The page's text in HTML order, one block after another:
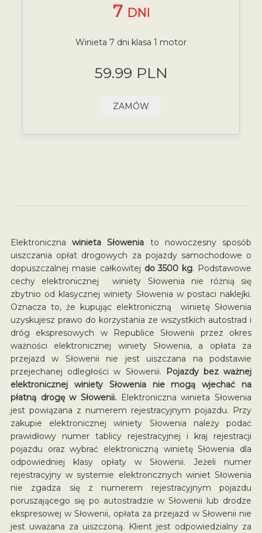
7 DNI
Winieta 7 dni klasa 1 motor
59.99 PLN
ZAMÓW
Elektronicznawinieta Słowenia to nowoczesny sposób
uiszczania opłat drogowych za pojazdy samochodowe o
dopuszczalnej masie całkowitej do 3500 kg. Podstawowe
cechy elektronicznej winiety Słowenia nie różnią się
zbytnio od klasycznej winiety Słowenia w postaci naklejki.
Oznacza to, że kupując elektroniczną winietę Słowenia
uzyskujesz prawo do korzystania ze wszystkich autostrad i
dróg ekspresowych w Republice Słowenii przez okres
ważności elektronicznej winiety Słowenia, a opłata za
przejazd w Słowenii nie jest uiszczana na podstawie
przejechanej odległości w Słowenii.
Pojazdy bez ważnej
elektronicznej winiety Słowenia nie mogą wjechać na
płatną drogę w Słowenii. Elektroniczna winieta Słowenia
jest powiązana z numerem rejestracyjnym pojazdu. Przy
zakupie elektronicznej winiety Słowenia należy podać
prawidłowy numer tablicy rejestracyjnej i kraj rejestracji
pojazdu oraz wybrać elektroniczną winietę Słowenia dla
odpowiedniej klasy opłaty w Słowenii. Jeżeli numer
rejestracyjny w systemie elektroncznych winiet Słowenia
nie zgadza się z numerem rejestracyjnym pojazdu
poruszającego się po autostradzie w Słowenii lub drodze
ekspresowej w Słowenii, opłata za przejazd w Słowenii nie
jest uważana za uiszczoną. Klient jest odpowiedzialny za